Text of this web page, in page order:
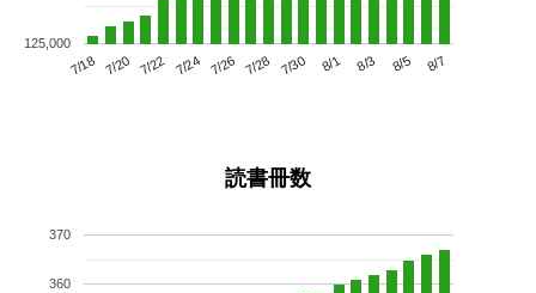
7/18 7/20 7/22 7/24 7/26 7/28 7/30 8/1 8/3 8/5 8/7
125,000
読書冊数
360
370